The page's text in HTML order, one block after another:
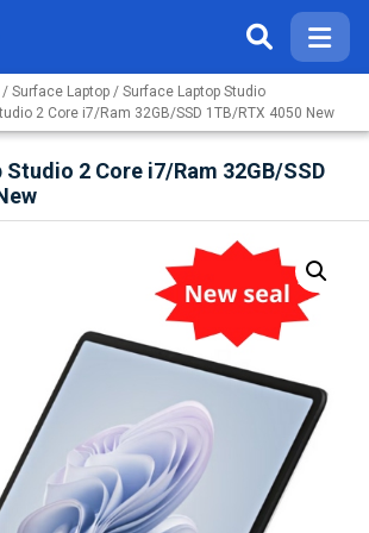
/ Surface Laptop / Surface Laptop Studio
2 Core i7/Ram 32GB/SSD 1TB/RTX 4050 New
2 Core i7/Ram 32GB/SSD